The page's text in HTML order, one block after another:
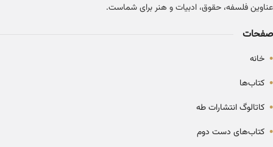
عناوین فلسفه، حقوق، ادبیات و هنر برای شماست.
صفحات
• خانه
• کتاب‌ها
• کاتالوگ انتشارات طه
• کتاب‌های دست دوم